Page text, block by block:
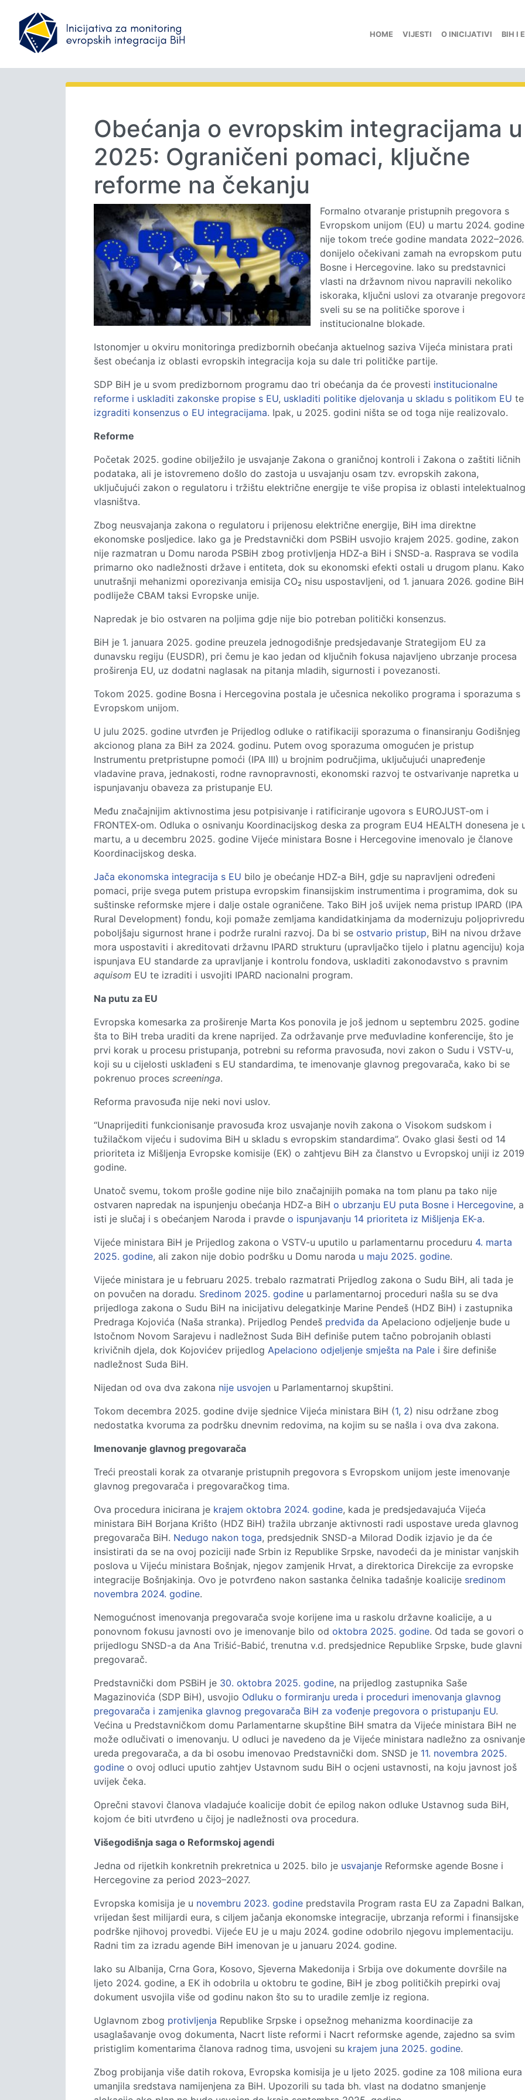
HOME VIJESTI O INICIJATIVI BIH I
Obećanja o evropskim integracijama u
2025: Ograničeni pomaci, ključne
reforme na čekanju
Formalno otvaranje pristupnih pregovora s
Evropskom unijom (EU) u martu 2024. godine
nije tokom treće godine mandata 2022–2026.
donijelo očekivani zamah na evropskom putu
Bosne i Hercegovine. Iako su predstavnici
vlasti na državnom nivou napravili nekoliko
iskoraka, ključni uslovi za otvaranje
sveli su se na političke sporove i
institucionalne blokade.
Istonomjer u okviru monitoringa predizbornih obećanja aktuelnog saziva Vijeća ministara prati
šest obećanja iz oblasti evropskih integracija koja su dale tri političke partije.
SDP BiH je u svom predizbornom programu dao tri obećanja da će provesti institucionalne
reforme i uskladiti zakonske propise s EU, uskladiti politike djelovanja u skladu s politikom EU te
izgraditi konsenzus o EU integracijama. Ipak, u 2025. godini ništa se od toga nije realizovalo.
Reforme
Početak 2025. godine obilježilo je usvajanje Zakona o graničnoj kontroli i Zakona o zaštiti ličnih
podataka, ali je istovremeno došlo do zastoja u usvajanju osam tzv. evropskih zakona,
uključujući zakon o regulatoru i tržištu električne energije te više propisa iz oblasti intelektualnog
vlasništva.
Zbog neusvajanja zakona o regulatoru i prijenosu električne energije, BiH ima direktne
ekonomske posljedice. Iako ga je Predstavnički dom PSBiH usvojio krajem 2025. godine, zakon
nije razmatran u Domu naroda PSBiH zbog protivljenja HDZ-a BiH i SNSD-a. Rasprava se vodila
primarno oko nadležnosti države i entiteta, dok su ekonomski efekti ostali u drugom planu. Kako
unutrašnji mehanizmi oporezivanja emisija CO₂ nisu uspostavljeni, od 1. januara 2026. godine BiH
podliježe CBAM taksi Evropske unije.
Napredak je bio ostvaren na poljima gdje nije bio potreban politički konsenzus.
BiH je 1. januara 2025. godine preuzela jednogodišnje predsjedavanje Strategijom EU za
dunavsku regiju (EUSDR), pri čemu je kao jedan od ključnih fokusa najavljeno ubrzanje procesa
proširenja EU, uz dodatni naglasak na pitanja mladih, sigurnosti i povezanosti.
Tokom 2025. godine Bosna i Hercegovina postala je učesnica nekoliko programa i sporazuma s
Evropskom unijom.
U julu 2025. godine utvrđen je Prijedlog odluke o ratifikaciji sporazuma o finansiranju Godišnjeg
akcionog plana za BiH za 2024. godinu. Putem ovog sporazuma omogućen je pristup
Instrumentu pretpristupne pomoći (IPA III) u brojnim područjima, uključujući unapređenje
vladavine prava, jednakosti, rodne ravnopravnosti, ekonomski razvoj te ostvarivanje napretka u
ispunjavanju obaveza za pristupanje EU.
Među značajnijim aktivnostima jesu potpisivanje i ratificiranje ugovora s EUROJUST-om i
FRONTEX-om. Odluka o osnivanju Koordinacijskog deska za program EU4 HEALTH donesena je
martu, a u decembru 2025. godine Vijeće ministara Bosne i Hercegovine imenovalo je članove
Koordinacijskog deska.
Jača ekonomska integracija s EU bilo je obećanje HDZ-a BiH, gdje su napravljeni određeni
pomaci, prije svega putem pristupa evropskim finansijskim instrumentima i programima, dok su
suštinske reformske mjere i dalje ostale ograničene. Tako BiH još uvijek nema pristup IPARD (IPA
Rural Development) fondu, koji pomaže zemljama kandidatkinjama da modernizuju
poboljšaju sigurnost hrane i podrže ruralni razvoj. Da bi se ostvario pristup, BiH na nivou države
mora uspostaviti i akreditovati državnu IPARD strukturu (upravljačko tijelo i platnu agenciju) koja
ispunjava EU standarde za upravljanje i kontrolu fondova, uskladiti zakonodavstvo s pravnim
aquisom EU te izraditi i usvojiti IPARD nacionalni program.
Na putu za EU
Evropska komesarka za proširenje Marta Kos ponovila je još jednom u septembru 2025. godine
šta to BiH treba uraditi da krene naprijed. Za održavanje prve međuvladine konferencije, što je
prvi korak u procesu pristupanja, potrebni su reforma pravosuđa, novi zakon o Sudu i VSTV-u,
koji su u cijelosti usklađeni s EU standardima, te imenovanje glavnog pregovarača, kako bi se
pokrenuo proces screeninga.
Reforma pravosuđa nije neki novi uslov.
“Unaprijediti funkcionisanje pravosuđa kroz usvajanje novih zakona o Visokom sudskom i
tužilačkom vijeću i sudovima BiH u skladu s evropskim standardima”. Ovako glasi šesti od 14
prioriteta iz Mišljenja Evropske komisije (EK) o zahtjevu BiH za članstvo u Evropskoj uniji iz
godine.
Unatoč svemu, tokom prošle godine nije bilo značajnijih pomaka na tom planu pa tako nije
ostvaren napredak na ispunjenju obećanja HDZ-a BiH o ubrzanju EU puta Bosne i Hercegovine, a
isti je slučaj i s obećanjem Naroda i pravde o ispunjavanju 14 prioriteta iz Mišljenja EK-a.
Vijeće ministara BiH je Prijedlog zakona o VSTV-u uputilo u parlamentarnu proceduru 4. marta
2025. godine, ali zakon nije dobio podršku u Domu naroda u maju 2025. godine.
Vijeće ministara je u februaru 2025. trebalo razmatrati Prijedlog zakona o Sudu BiH, ali tada je
on povučen na doradu. Sredinom 2025. godine u parlamentarnoj proceduri našla su se dva
prijedloga zakona o Sudu BiH na inicijativu delegatkinje Marine Pendeš (HDZ BiH) i zastupnika
Predraga Kojovića (Naša stranka). Prijedlog Pendeš predviđa da Apelaciono odjeljenje bude u
Istočnom Novom Sarajevu i nadležnost Suda BiH definiše putem tačno pobrojanih oblasti
krivičnih djela, dok Kojovićev prijedlog Apelaciono odjeljenje smješta na Pale i šire definiše
nadležnost Suda BiH.
Nijedan od ova dva zakona nije usvojen u Parlamentarnoj skupštini.
Tokom decembra 2025. godine dvije sjednice Vijeća ministara BiH (1, 2) nisu održane zbog
nedostatka kvoruma za podršku dnevnim redovima, na kojim su se našla i ova dva zakona.
Imenovanje glavnog pregovarača
Treći preostali korak za otvaranje pristupnih pregovora s Evropskom unijom jeste imenovanje
glavnog pregovarača i pregovaračkog tima.
Ova procedura inicirana je krajem oktobra 2024. godine, kada je predsjedavajuća Vijeća
ministara BiH Borjana Krišto (HDZ BiH) tražila ubrzanje aktivnosti radi uspostave ureda glavnog
pregovarača BiH. Nedugo nakon toga, predsjednik SNSD-a Milorad Dodik izjavio je da će
insistirati da se na ovoj poziciji nađe Srbin iz Republike Srpske, navodeći da je ministar vanjskih
poslova u Vijeću ministara Bošnjak, njegov zamjenik Hrvat, a direktorica Direkcije za evropske
integracije Bošnjakinja. Ovo je potvrđeno nakon sastanka čelnika tadašnje koalicije sredinom
novembra 2024. godine.
Nemogućnost imenovanja pregovarača svoje korijene ima u raskolu državne koalicije, a u
ponovnom fokusu javnosti ovo je imenovanje bilo od oktobra 2025. godine. Od tada se govori o
prijedlogu SNSD-a da Ana Trišić-Babić, trenutna v.d. predsjednice Republike Srpske, bude glavni
pregovarač.
Predstavnički dom PSBiH je 30. oktobra 2025. godine, na prijedlog zastupnika Saše
Magazinovića (SDP BiH), usvojio Odluku o formiranju ureda i proceduri imenovanja glavnog
pregovarača i zamjenika glavnog pregovarača BiH za vođenje pregovora o pristupanju EU.
Većina u Predstavničkom domu Parlamentarne skupštine BiH smatra da Vijeće ministara BiH ne
može odlučivati o imenovanju. U odluci je navedeno da je Vijeće ministara nadležno za osnivanje
ureda pregovarača, a da bi osobu imenovao Predstavnički dom. SNSD je 11. novembra 2025.
godine o ovoj odluci uputio zahtjev Ustavnom sudu BiH o ocjeni ustavnosti, na koju javnost još
uvijek čeka.
Oprečni stavovi članova vladajuće koalicije dobit će epilog nakon odluke Ustavnog suda BiH,
kojom će biti utvrđeno u čijoj je nadležnosti ova procedura.
Višegodišnja saga o Reformskoj agendi
Jedna od rijetkih konkretnih prekretnica u 2025. bilo je usvajanje Reformske agende Bosne i
Hercegovine za period 2023–2027.
Evropska komisija je u novembru 2023. godine predstavila Program rasta EU za Zapadni Balkan,
vrijedan šest milijardi eura, s ciljem jačanja ekonomske integracije, ubrzanja reformi i finansijske
podrške njihovoj provedbi. Vijeće EU je u maju 2024. godine odobrilo njegovu implementaciju.
Radni tim za izradu agende BiH imenovan je u januaru 2024. godine.
Iako su Albanija, Crna Gora, Kosovo, Sjeverna Makedonija i Srbija ove dokumente dovršile na
ljeto 2024. godine, a EK ih odobrila u oktobru te godine, BiH je zbog političkih prepirki ovaj
dokument usvojila više od godinu nakon što su to uradile zemlje iz regiona.
Uglavnom zbog protivljenja Republike Srpske i opsežnog mehanizma koordinacije za
usaglašavanje ovog dokumenta, Nacrt liste reformi i Nacrt reformske agende, zajedno sa svim
pristiglim komentarima članova radnog tima, usvojeni su krajem juna 2025. godine.
Zbog probijanja više datih rokova, Evropska komisija je u ljeto 2025. godine za 108 miliona eura
umanjila sredstava namijenjena za BiH. Upozorili su tada bh. vlast na dodatno smanjenje